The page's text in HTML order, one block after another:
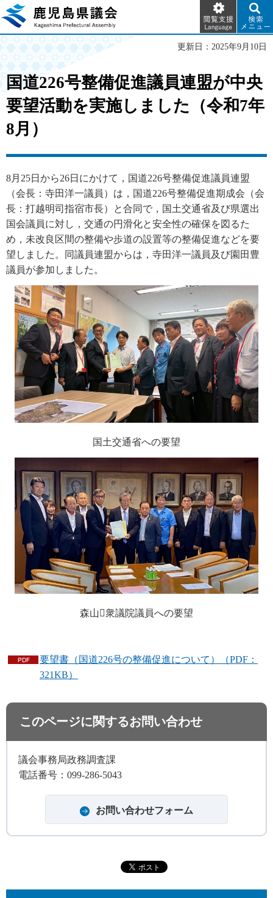
鹿児島県議会
閲覧支
援
Language
検索メ
ニュー
更新日：2025年9月10日
国道226号整備促進議員連盟が中央
要望活動を実施しました（令和7年
8月）
8月25日から26日にかけて，国道226号整備促進議員連盟
（会長：寺田洋一議員）は，国道226号整備促進期成会（会
長：打越明司指宿市長）と合同で，国土交通省及び県選出
国会議員に対し，交通の円滑化と安全性の確保を図るた
め，未改良区間の整備や歩道の設置等の整備促進などを要
望しました。同議員連盟からは，寺田洋一議員及び園田豊
議員が参加しました。
国土交通省への要望
森山衆議院議員への要望
要望書（国道226号の整備促進について）（PDF：
321KB）
このページに関するお問い合わせ
議会事務局政務調査課
電話番号：099-286-5043